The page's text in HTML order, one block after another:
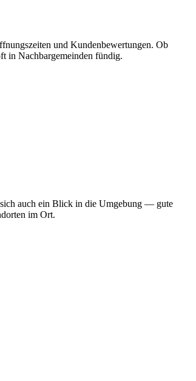
und Kundenbewertungen. Ob
in Nachbargemeinden fündig.
auch ein Blick in die Umgebung — gute
im Ort.